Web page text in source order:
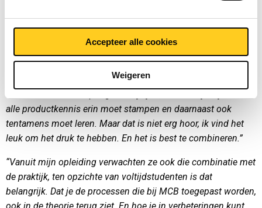
Accepteer alle cookies
Weigeren
En je doet er nog een opleiding bij?
“Inderdaad. Ik doe op donderdagmiddag en -avond nog een
opleiding Bedrijfskunde op Fontys. Het is een
deeltijdopleiding die ik verwacht volgend jaar af te ronden.
alle productkennis erin moet stampen en daarnaast ook
tentamens moet leren. Maar dat is niet erg hoor, ik vind het
leuk om het druk te hebben. En het is best te combineren.”
“Vanuit mijn opleiding verwachten ze ook die combinatie met
de praktijk, ten opzichte van voltijdstudenten is dat
belangrijk. Dat je de processen die bij MCB toegepast worden,
ook in de theorie terug ziet. En hoe je in verbeteringen kunt